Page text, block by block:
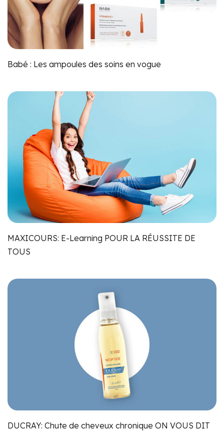
Babé : Les ampoules des soins en vogue
MAXICOURS: E-Learning POUR LA RÉUSSITE DE
TOUS
DUCRAY: Chute de cheveux chronique ON VOUS DIT